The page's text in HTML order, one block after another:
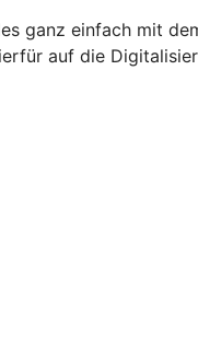
ganz einfach mit
auf die